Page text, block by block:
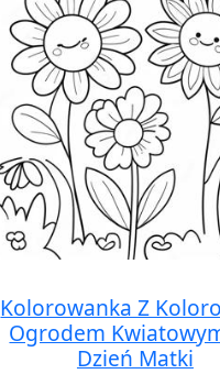
Kolorowanka Z
Ogrodem
Dzień Matki